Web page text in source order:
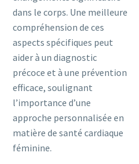
dans le corps. Une meilleure
compréhension de ces
aspects spécifiques peut
aider à un diagnostic
précoce et à une prévention
efficace, soulignant
l’importance d’une
approche personnalisée en
matière de santé cardiaque
féminine.